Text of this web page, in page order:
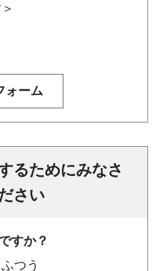
るためにみなさ
さい
すか？
つう